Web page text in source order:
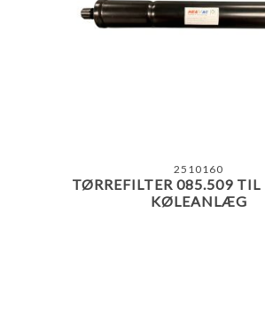
2510160
TØRREFILTER 085.509 TIL
KØLEANLÆG